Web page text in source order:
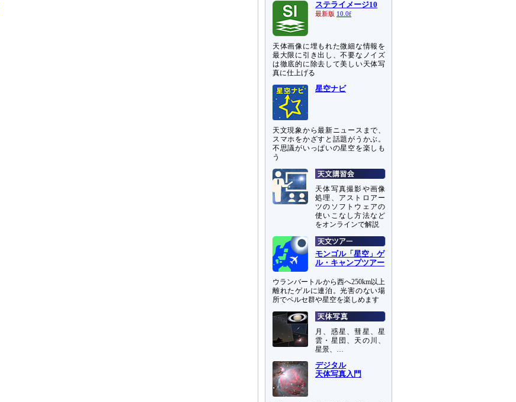
ステライメージ10
最新版 10.0f
天体画像に埋もれた微細な情報を
最大限に引き出し、不要なノイズ
は徹底的に除去して美しい天体写
真に仕上げる
星空ナビ
天文現象から最新ニュースまで、
スマホをかざすと話題がうかぶ。
不思議がいっぱいの星空を楽しも
う
天体写真撮影や画像
処理、アストロアー
ツのソフトウェアの
使いこなし方法など
をオンラインで解説
モンゴル「星空」ゲ
ル・キャンプツアー
ウランバートルから西へ250km以上
離れたゲルに連泊。光害のない場
所でペルセ群や星空を楽しめます
月、惑星、彗星、星
雲・星団、天の川、
星景、…
デジタル
天体写真入門